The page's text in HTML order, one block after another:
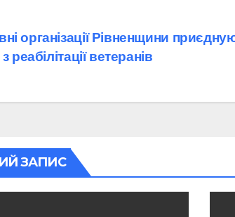
організації Рівненщини
з реабілітації ветеранів
ЗАПИС